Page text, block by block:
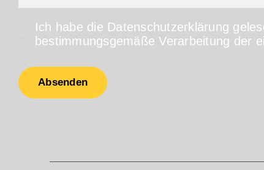
Ich habe die Datenschutzerklärung
bestimmungsgemäße Verarbeitung der
Absenden